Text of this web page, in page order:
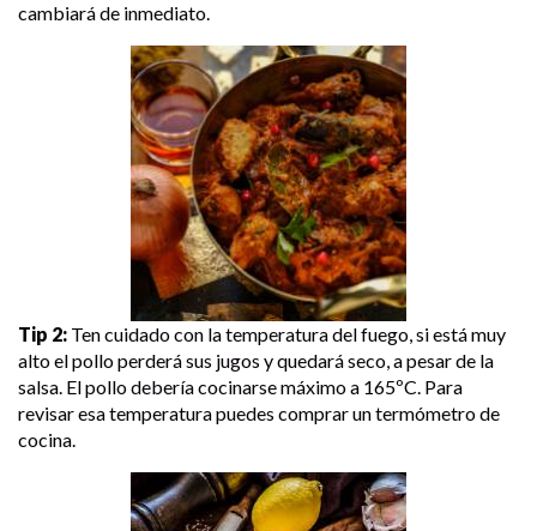
cambiará de inmediato.
Tip 2: Ten cuidado con la temperatura del fuego, si está muy
alto el pollo perderá sus jugos y quedará seco, a pesar de la
salsa. El pollo debería cocinarse máximo a 165ºC. Para
revisar esa temperatura puedes comprar un termómetro de
cocina.